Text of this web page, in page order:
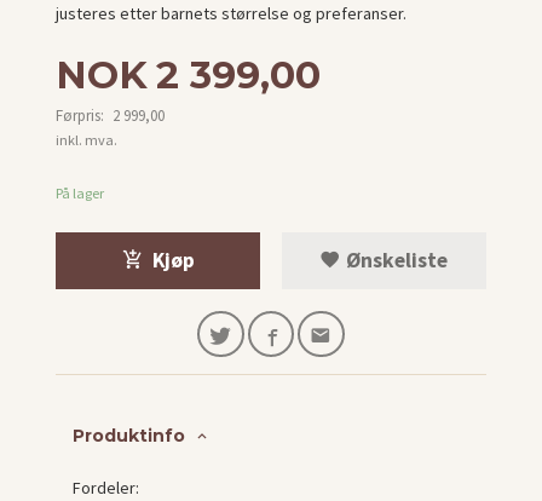
justeres etter barnets størrelse og preferanser.
Tilbud
NOK2 399,00
Førpris: 2 999,00
Rabatt
inkl. mva.
På lager
Kjøp Ønskeliste
Produktinfo
Fordeler: